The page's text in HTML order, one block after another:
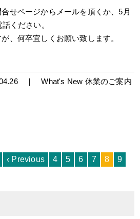
せページからメールを頂くか、5月
ください。
、何卒宜しくお願い致します。
｜What's New 休業のご案内
‹ Previous 4 5 6 7 8
9